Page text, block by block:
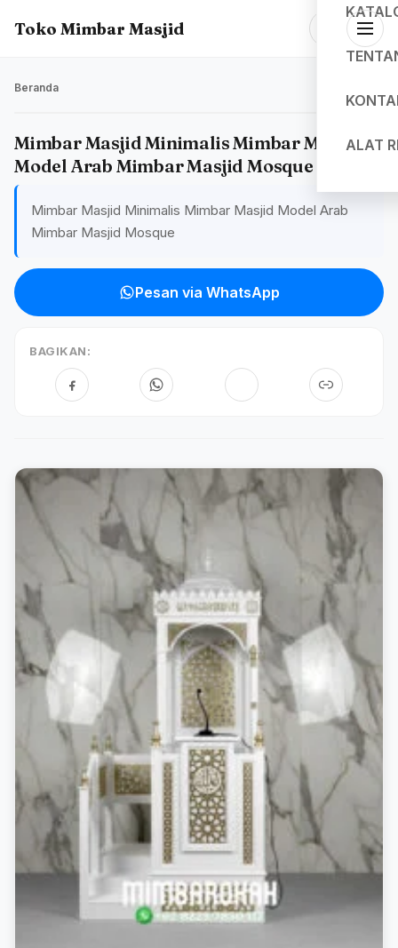
Toko Mimbar Masjid
ALAT
Beranda
Mimbar Masjid Minimalis Mimbar Masjid
Model Arab Mimbar Masjid Mosque
Mimbar Masjid Minimalis Mimbar Masjid Model Arab
Mimbar Masjid Mosque
Pesan via WhatsApp
BAGIKAN: